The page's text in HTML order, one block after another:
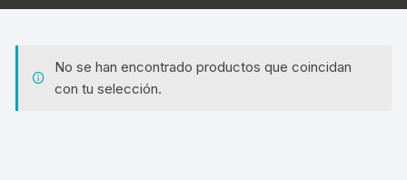
No se han encontrado productos que coincidan
con tu selección.